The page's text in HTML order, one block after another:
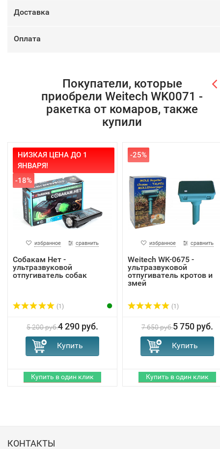
Доставка
Оплата
Покупатели, которые
приобрели Weitech WK0071 -
ракетка от комаров, также
купили
НИЗКАЯ ЦЕНА ДО 1
ЯНВАРЯ!
-18%
избранное сравнить
Собакам Нет -
ультразвуковой
отпугиватель собак
(1)
5 200 руб.4 290 руб.
-25%
избранное сравнить
Weitech WK-0675 -
ультразвуковой
отпугиватель кротов и
змей
(1)
7 650 руб.5 750 руб.
КОНТАКТЫ